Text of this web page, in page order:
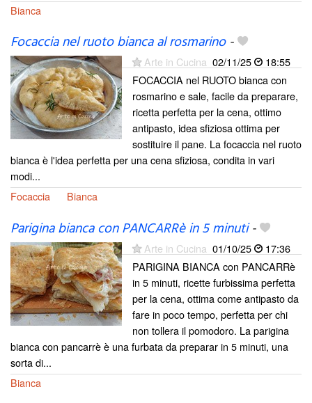
Bianca
Focaccia nel ruoto bianca al rosmarino-
Arte in Cucina 02/11/25
18:55
FOCACCIA nel RUOTO bianca con
rosmarino e sale, facile da preparare,
ricetta perfetta per la cena, ottimo
antipasto, idea sfiziosa ottima per
sostituire il pane. La focaccia nel ruoto
bianca è l'idea perfetta per una cena sfiziosa, condita in vari
modi...
Focaccia
Bianca
Parigina bianca con PANCARRè in 5 minuti-
Arte in Cucina 01/10/25
17:36
PARIGINA BIANCA con PANCARRè
in 5 minuti, ricette furbissima perfetta
per la cena, ottima come antipasto da
fare in poco tempo, perfetta per chi
non tollera il pomodoro. La parigina
bianca con pancarrè è una furbata da preparar in 5 minuti, una
sorta di...
Bianca